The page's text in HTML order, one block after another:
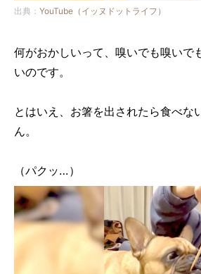
出典： YouTube（イッヌドットライフ）
何がおかしいって、嗅いでも嗅いで
いのです。
とはいえ、お箸を出されたら食べな
ん。
（パクッ…）